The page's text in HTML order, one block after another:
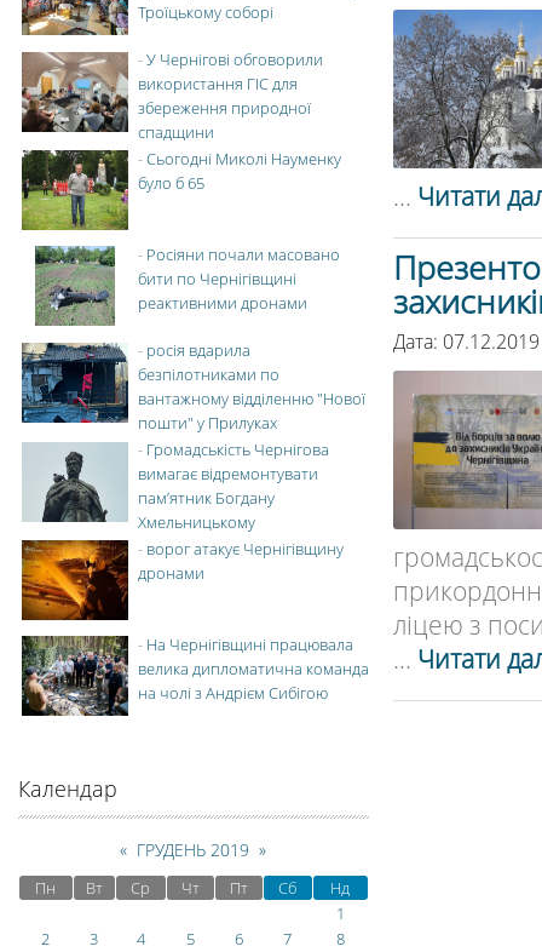
... Читати
Дата:
ліцею з
... Читати
Троїцькому соборі
-У Чернігові обговорили
використання ГІС для
збереження природної
спадщини
-Сьогодні Миколі Науменку
було б 65
- Росіяни почали масовано
бити по Чернігівщині
реактивними дронами
- росія вдарила
безпілотниками по
вантажному відділенню "Нової
пошти" у Прилуках
- Громадськість Чернігова
вимагає відремонтувати
пам’ятник Богдану
Хмельницькому
- ворог атакує Чернігівщину
дронами
- На Чернігівщині працювала
велика дипломатична команда
на чолі з Андрієм Сибігою
Календар
« ГРУДЕНЬ 2019 »
Пн Вт Ср Чт Пт Сб
Нд
1
2
3 4 5 6 7
8